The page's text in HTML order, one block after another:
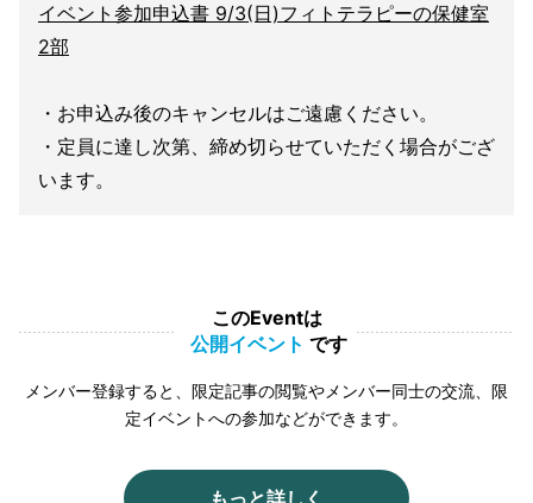
イベント参加申込書 9/3(日)フィトテラピーの保健室
2部
・お申込み後のキャンセルはご遠慮ください。
・定員に達し次第、締め切らせていただく場合がござ
います。
このEventは
公開イベント です
メンバー登録すると、限定記事の閲覧やメンバー同士の交流、限
定イベントへの参加などができます。